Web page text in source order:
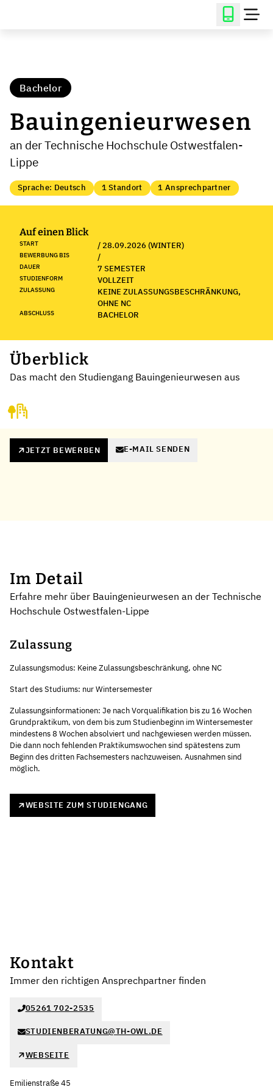
Bachelor
Bauingenieurwesen
an der Technische Hochschule Ostwestfalen-
Lippe
Sprache: Deutsch 1 Standort 1 Ansprechpartner
Auf einen Blick
START / 28.09.2026 (WINTER)
BEWERBUNG BIS /
DAUER 7 SEMESTER
STUDIENFORM VOLLZEIT
ZULASSUNG
KEINE ZULASSUNGSBESCHRÄNKUNG,
OHNE NC
ABSCHLUSS BACHELOR
Überblick
Das macht den Studiengang Bauingenieurwesen aus
JETZT BEWERBEN E-MAIL SENDEN
Im Detail
Erfahre mehr über Bauingenieurwesen an der Technische
Hochschule Ostwestfalen-Lippe
Zulassung
Zulassungsmodus: Keine Zulassungsbeschränkung, ohne NC
Start des Studiums: nur Wintersemester
Zulassungsinformationen: Je nach Vorqualifikation bis zu 16 Wochen
Grundpraktikum, von dem bis zum Studienbeginn im Wintersemester
mindestens 8 Wochen absolviert und nachgewiesen werden müssen.
Die dann noch fehlenden Praktikumswochen sind spätestens zum
Beginn des dritten Fachsemesters nachzuweisen. Ausnahmen sind
möglich.
WEBSITE ZUM STUDIENGANG
Kontakt
Immer den richtigen Ansprechpartner finden
05261 702-2535
STUDIENBERATUNG@TH-OWL.DE
WEBSEITE
Emilienstraße 45